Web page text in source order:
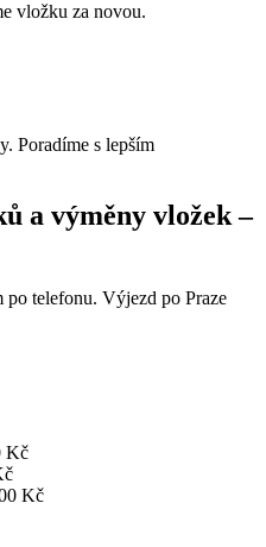
vložku za novou.
Poradíme s lepším
a výměny vložek –
po telefonu. Výjezd po Praze
Kč
Kč